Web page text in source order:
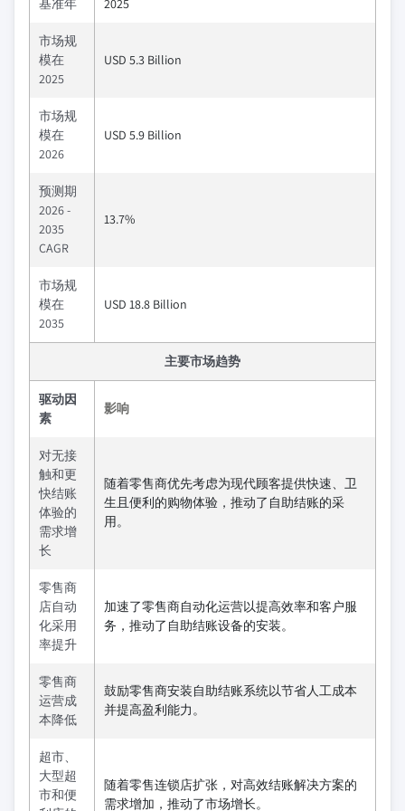
基准年 2025
市场规
模在
2025
USD 5.3 Billion
市场规
模在
2026
USD 5.9 Billion
预测期
2026 -
2035
CAGR
13.7%
市场规
模在
2035
USD 18.8 Billion
主要市场趋势
驱动因
素
影响
对无接
触和更
快结账
体验的
需求增
长
随着零售商优先考虑为现代顾客提供快速、卫
生且便利的购物体验，推动了自助结账的采
用。
零售商
店自动
化采用
率提升
加速了零售商自动化运营以提高效率和客户服
务，推动了自助结账设备的安装。
零售商
运营成
本降低
鼓励零售商安装自助结账系统以节省人工成本
并提高盈利能力。
超市、
大型超
市和便
随着零售连锁店扩张，对高效结账解决方案的
需求增加，推动了市场增长。